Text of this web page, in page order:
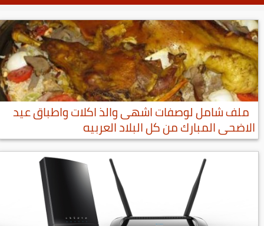
ملف شامل لوصفات اشهى والذ اكلات واطباق عيد
الاضحى المبارك من كل البلاد العربيه